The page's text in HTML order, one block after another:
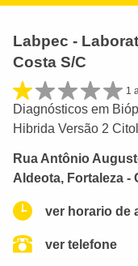
Labpec -
Costa S/C
1
Diagnósticos em
Hibrida Versão 2
Rua Antônio
Aldeota, Fortaleza -
ver horario de
ver telefone